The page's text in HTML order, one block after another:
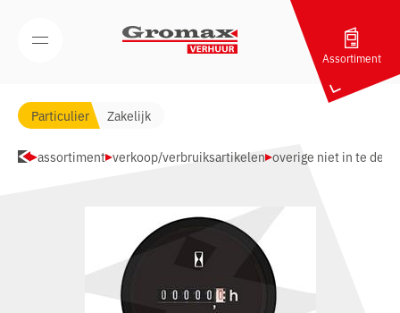
Open/Sluit mobiel menu
Assortiment
Particulier Zakelijk
assortiment verkoop/verbruiksartikelen overige niet in te